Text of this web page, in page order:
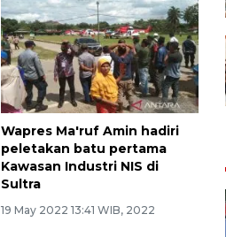
Wapres Ma'ruf Amin hadiri
peletakan batu pertama
Kawasan Industri NIS di
Sultra
19 May 2022 13:41 WIB, 2022